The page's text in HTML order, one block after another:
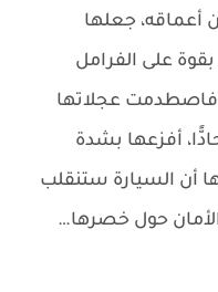
أعماقه، جعلها
على الفرامل
فاصطدمت عجلاتها
أفزعها بشدة
أن السيارة ستنقلب
حول خصرها…